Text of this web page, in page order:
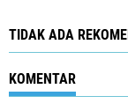
TIDAK ADA
KOMENTAR